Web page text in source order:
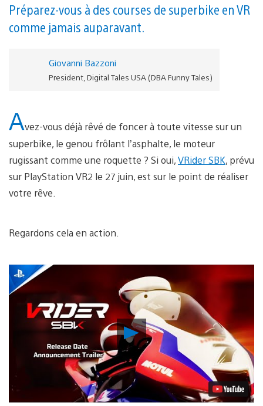
Préparez-vous à des courses de superbike en VR
comme jamais auparavant.
Giovanni Bazzoni
President, Digital Tales USA (DBA Funny Tales)
Avez-vous déjà rêvé de foncer à toute vitesse sur un
superbike, le genou frôlant l’asphalte, le moteur
rugissant comme une roquette ? Si oui,VRider SBK, prévu
sur PlayStation VR2 le 27 juin, est sur le point de réaliser
votre rêve.
Regardons cela en action.
Lancer
la
vidéo